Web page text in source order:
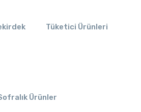
Tüketici Ürünleri
Ürünler